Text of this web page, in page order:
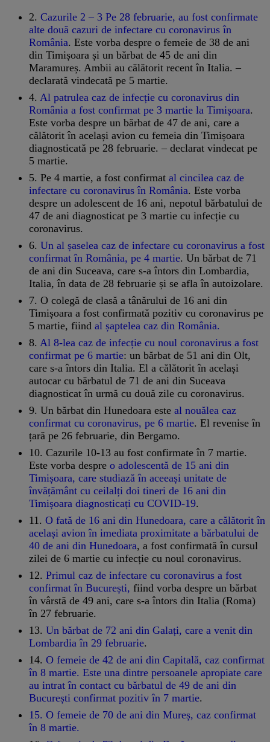
2. Cazurile 2 – 3 Pe 28 februarie, au fost confirmate
alte două cazuri de infectare cu coronavirus în
România. Este vorba despre o femeie de 38 de ani
din Timișoara și un bărbat de 45 de ani din
Maramureș. Ambii au călătorit recent în Italia. –
declarată vindecată pe 5 martie.
4. Al patrulea caz de infecție cu coronavirus din
România a fost confirmat pe 3 martie la Timișoara.
Este vorba despre un bărbat de 47 de ani, care a
călătorit în același avion cu femeia din Timișoara
diagnosticată pe 28 februarie. – declarat vindecat pe
5 martie.
5. Pe 4 martie, a fost confirmat al cincilea caz de
infectare cu coronavirus în România. Este vorba
despre un adolescent de 16 ani, nepotul bărbatului de
47 de ani diagnosticat pe 3 martie cu infecție cu
coronavirus.
6. Un al șaselea caz de infectare cu coronavirus a fost
confirmat în România, pe 4 martie. Un bărbat de 71
de ani din Suceava, care s-a întors din Lombardia,
Italia, în data de 28 februarie și se afla în autoizolare.
7. O colegă de clasă a tânărului de 16 ani din
Timișoara a fost confirmată pozitiv cu coronavirus pe
5 martie, fiind al șaptelea caz din România.
8. Al 8-lea caz de infecție cu noul coronavirus a fost
confirmat pe 6 martie: un bărbat de 51 ani din Olt,
care s-a întors din Italia. El a călătorit în același
autocar cu bărbatul de 71 de ani din Suceava
diagnosticat în urmă cu două zile cu coronavirus.
9. Un bărbat din Hunedoara este al nouălea caz
confirmat cu coronavirus, pe 6 martie. El revenise în
țară pe 26 februarie, din Bergamo.
10. Cazurile 10-13 au fost confirmate în 7 martie.
Este vorba despre o adolescentă de 15 ani din
Timișoara, care studiază în aceeași unitate de
învățământ cu ceilalți doi tineri de 16 ani din
Timișoara diagnosticați cu COVID-19.
11. O fată de 16 ani din Hunedoara, care a călătorit în
același avion în imediata proximitate a bărbatului de
40 de ani din Hunedoara, a fost confirmată în cursul
zilei de 6 martie cu infecție cu noul coronavirus.
12. Primul caz de infectare cu coronavirus a fost
confirmat în București, fiind vorba despre un bărbat
în vârstă de 49 ani, care s-a întors din Italia (Roma)
în 27 februarie.
13. Un bărbat de 72 ani din Galați, care a venit din
Lombardia în 29 februarie.
14. O femeie de 42 de ani din Capitală, caz confirmat
în 8 martie. Este una dintre persoanele apropiate care
au intrat în contact cu bărbatul de 49 de ani din
București confirmat pozitiv în 7 martie.
15. O femeie de 70 de ani din Mureș, caz confirmat
în 8 martie.